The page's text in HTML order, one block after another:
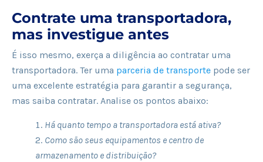
Contrate uma transportadora,
mas investigue antes
É isso mesmo, exerça a diligência ao contratar uma
transportadora. Ter uma parceria de transporte pode ser
uma excelente estratégia para garantir a segurança,
mas saiba contratar. Analise os pontos abaixo:
Há quanto tempo a transportadora está ativa?
Como são seus equipamentos e centro de
armazenamento e distribuição?